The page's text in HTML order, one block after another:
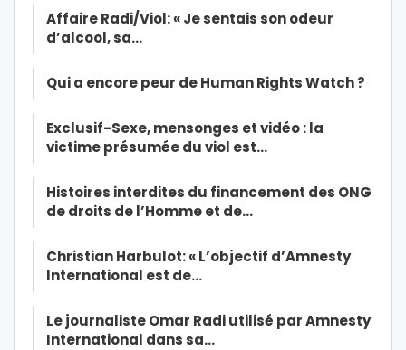
Affaire Radi/Viol: « Je sentais son odeur
d’alcool, sa…
Qui a encore peur de Human Rights Watch ?
Exclusif-Sexe, mensonges et vidéo : la
victime présumée du viol est…
Histoires interdites du financement des ONG
de droits de l’Homme et de…
Christian Harbulot: « L’objectif d’Amnesty
International est de…
Le journaliste Omar Radi utilisé par Amnesty
International dans sa…